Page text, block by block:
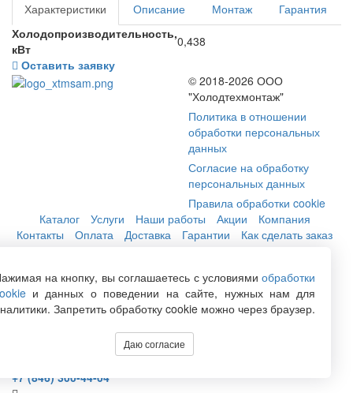
Характеристики
Описание Монтаж
Гарантия
Холодопроизводительность,
кВт
0,438
Оставить заявку
© 2018-2026 ООО
"Холодтехмонтаж"
Политика в отношении
обработки персональных
данных
Согласие на обработку
персональных данных
Правила обработки cookie
Каталог
Услуги Наши работы Акции
Компания
Контакты
Оплата Доставка Гарантии
Как сделать заказ
Холодильное оборудование для магазина
Холодильные камеры для цветов
Компрессоры бытовые
Вентиляция
Погреба Расходные материалы
+7 (846) 300-44-04
на кнопку, вы соглашаетесь с условиямиобработки
и данных о поведении на сайте, нужных нам для
Запретить обработку cookie можно через браузер.
Даю согласие